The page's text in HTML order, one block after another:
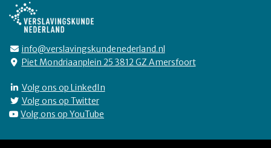
info@verslavingskundenederland.nl
Piet Mondriaanplein 25 3812 GZ Amersfoort
Volg ons op LinkedIn
Volg ons op Twitter
Volg ons op YouTube